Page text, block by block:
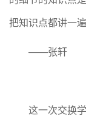
把知识点都讲一遍
——张轩
这一次交换